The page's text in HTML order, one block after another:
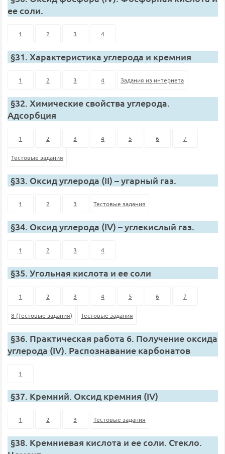
ее соли.
1 2 3 4
§31. Характеристика углерода и кремния
1 2 3 4 Задания из интернета
§32. Химические свойства углерода.
Адсорбция
1 2 3 4 5 6 7
Тестовые задания
§33. Оксид углерода (II) – угарный газ.
1 2 3 Тестовые задания
§34. Оксид углерода (IV) – углекислый газ.
1 2 3 4
§35. Угольная кислота и ее соли
1 2 3 4 5 6 7
8 (Тестовые задания) Тестовые задания
§36. Практическая работа 6. Получение оксида
углерода (IV). Распознавание карбонатов
1
§37. Кремний. Оксид кремния (IV)
1 2 3 Тестовые задания
§38. Кремниевая кислота и ее соли. Стекло.